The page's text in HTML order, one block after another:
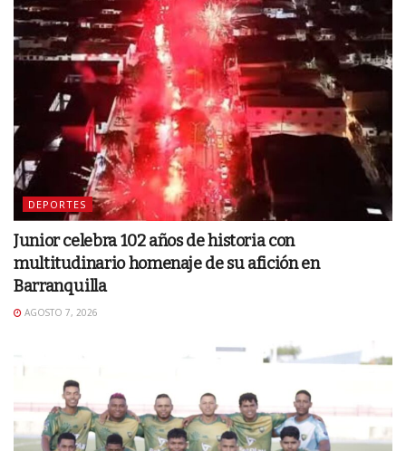
DEPORTES
Junior celebra 102 años de historia con
multitudinario homenaje de su afición en
Barranquilla
AGOSTO 7, 2026